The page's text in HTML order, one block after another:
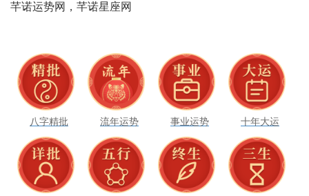
八字精批 流年运势 事业运势 十年大运